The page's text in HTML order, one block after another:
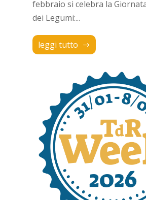
febbraio si celebra la
dei Legumi:...
leggi tutto